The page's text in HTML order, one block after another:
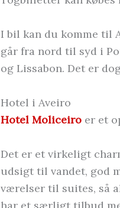
I bil kan du komme til
går fra nord til syd i
og Lissabon. Det er
Hotel i Aveiro
Hotel Moliceiro er et
Det er et virkeligt
udsigt til vandet, god
værelser til suites, så
har et særligt tilbud